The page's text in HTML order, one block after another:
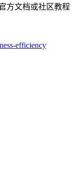
方文档或社区教程
efficiency